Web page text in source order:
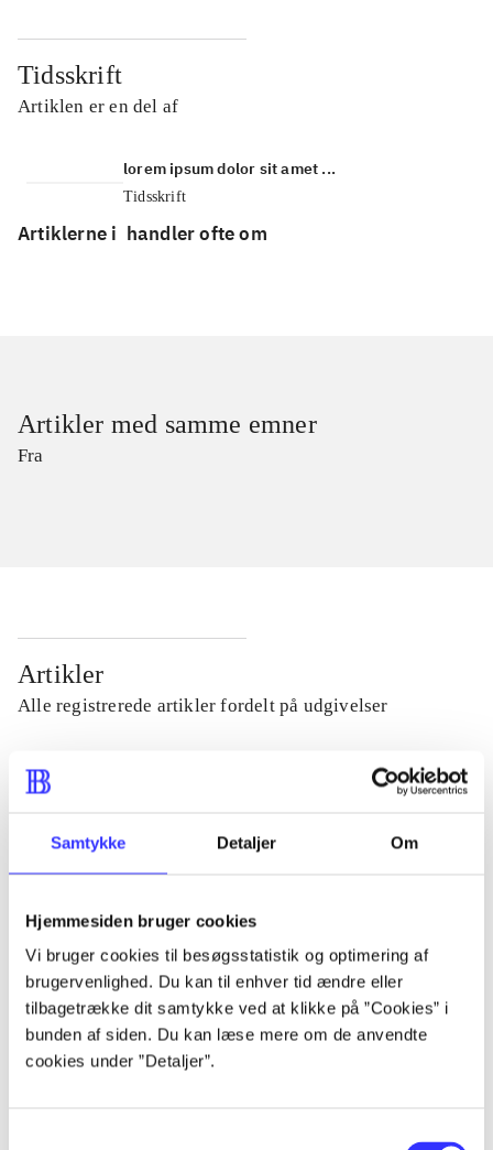
Samtykke Detaljer Om
Hjemmesiden bruger cookies
Vi bruger cookies til besøgsstatistik og optimering af
brugervenlighed. Du kan til enhver tid ændre eller
tilbagetrække dit samtykke ved at klikke på ”Cookies” i
bunden af siden. Du kan læse mere om de anvendte
cookies under ”Detaljer”.
Tidsskrift
Artiklen er en del af
lorem ipsum dolor sit amet ...
Tidsskrift
Artiklerne i handler ofte om
Artikler med samme emner
Fra
Artikler
Alle registrerede artikler fordelt på udgivelser
...
...
...
...